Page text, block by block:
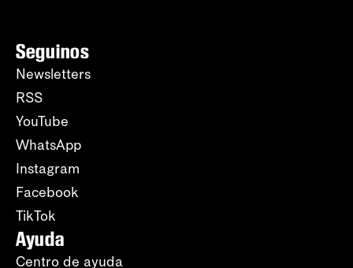
Seguinos
Newsletters
RSS
YouTube
WhatsApp
Instagram
Facebook
TikTok
Ayuda
Centro de ayuda